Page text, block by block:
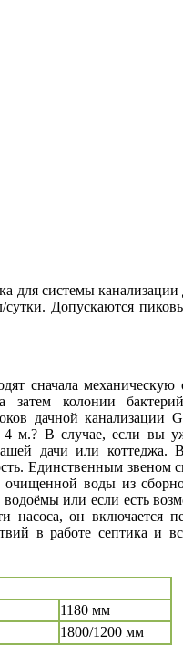
для системы
Допускаются
сначала
колонии
дачной канализации
м.? В случае, если вы
дачи или коттеджа.
Единственным
очищенной воды из
или если есть
насоса, он включается
в работе септика и
1180 мм
1800/1200 мм